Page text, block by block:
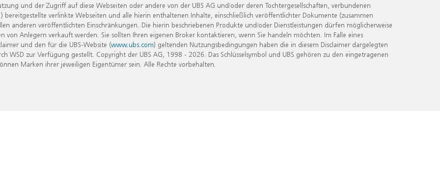
und der Zugriff auf diese Webseiten oder andere von der UBS AG und/oder deren Tochtergesellschaften, verbundenen
verlinkte Webseiten und alle hierin enthaltenen Inhalte, einschließlich veröffentlichter Dokumente (zusammen
anderen veröffentlichten Einschränkungen. Die hierin beschriebenen Produkte und/oder Dienstleistungen dürfen möglicherweise
Anlegern verkauft werden. Sie sollten Ihren eigenen Broker kontaktieren, wenn Sie handeln möchten. Im Falle eines
und den für die UBS-Website (www.ubs.com) geltenden Nutzungsbedingungen haben die in diesem Disclaimer dargelegten
zur Verfügung gestellt. Copyright der UBS AG, 1998 - 2026. Das Schlüsselsymbol und UBS gehören zu den eingetragenen
Marken ihrer jeweiligen Eigentümer sein. Alle Rechte vorbehalten.